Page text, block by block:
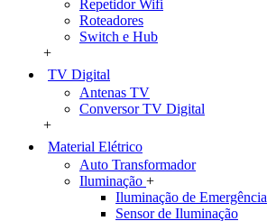
Repetidor Wifi
Roteadores
Switch e Hub
+
TV Digital
Antenas TV
Conversor TV Digital
+
Material Elétrico
Auto Transformador
Iluminação +
Iluminação de Emergência
Sensor de Iluminação